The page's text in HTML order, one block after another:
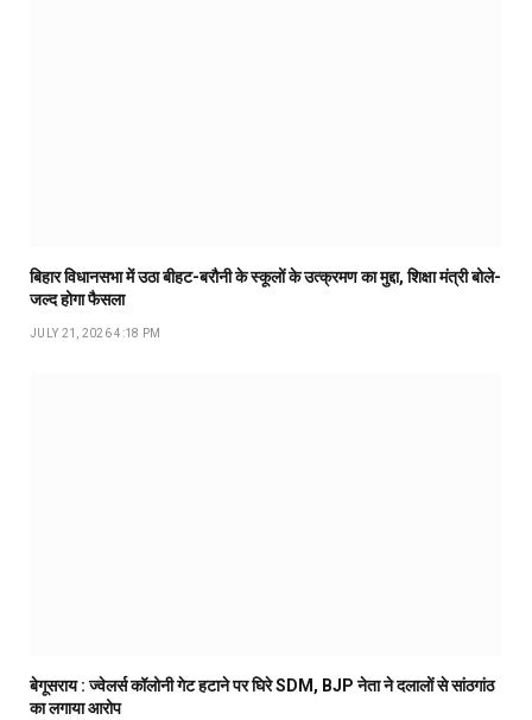
बिहार विधानसभा में उठा बीहट-बरौनी के स्कूलों के उत्क्रमण का मुद्दा, शिक्षा मंत्री बोले-
जल्द होगा फैसला
JULY 21, 2026 4:18 PM
बेगूसराय : ज्वेलर्स कॉलोनी गेट हटाने पर घिरे SDM, BJP नेता ने दलालों से सांठगांठ
का लगाया आरोप